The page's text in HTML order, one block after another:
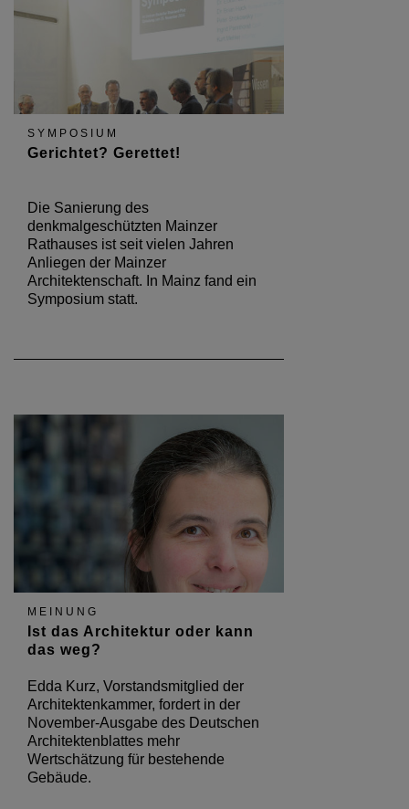
SYMPOSIUM
Gerichtet? Gerettet!
Die Sanierung des
denkmalgeschützten Mainzer
Rathauses ist seit vielen Jahren
Anliegen der Mainzer
Architektenschaft. In Mainz fand ein
Symposium statt.
MEINUNG
Ist das Architektur oder kann
das weg?
Edda Kurz, Vorstandsmitglied der
Architektenkammer, fordert in der
November-Ausgabe des Deutschen
Architektenblattes mehr
Wertschätzung für bestehende
Gebäude.